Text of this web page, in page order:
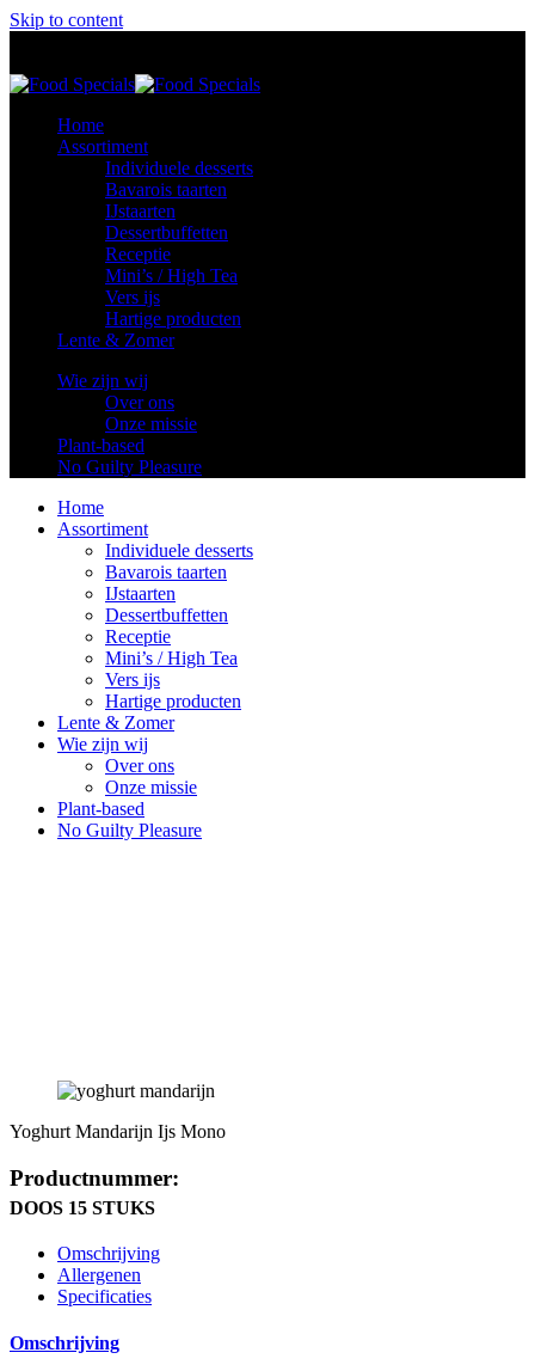
Skip to content
Home
Assortiment
Individuele desserts
Bavarois taarten
IJstaarten
Dessertbuffetten
Receptie
Mini’s / High Tea
Vers ijs
Hartige producten
Lente & Zomer
Wie zijn wij
Over ons
Onze missie
Plant-based
No Guilty Pleasure
Home
Assortiment
Individuele desserts
Bavarois taarten
IJstaarten
Dessertbuffetten
Receptie
Mini’s / High Tea
Vers ijs
Hartige producten
Lente & Zomer
Wie zijn wij
Over ons
Onze missie
Plant-based
No Guilty Pleasure
Yoghurt Mandarijn Ijs Mono
Productnummer:
DOOS 15 STUKS
Omschrijving
Allergenen
Specificaties
Omschrijving